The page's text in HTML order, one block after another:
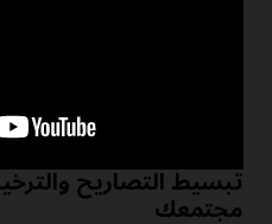
استكشف تقديم المزايا الحكومية
تبسيط التصاريح
مجتمعك